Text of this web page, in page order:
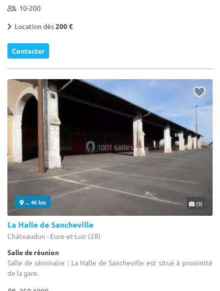
10-200
Location dès200 €
Contacter
... 46 km (9)
La Halle de Sancheville
Châteaudun - Eure-et-Loir (28)
Salle de réunion
Salle de séminaire : La Halle de Sancheville est situé à proximité
de la gare.